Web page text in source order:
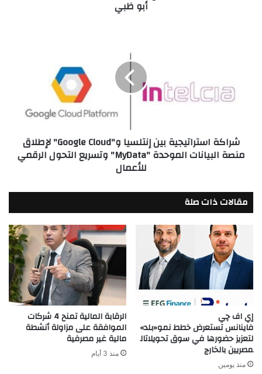
أبو ظبي
Cloud"
لإطلاق
الموحدة
"MyData"
للأعمال
شراكة استراتيجية بين إنتلسيا و"Google Cloud" لإطلاق
منصة البيانات الموحدة "MyData" وتسريع التحول الرقمي
للأعمال
مقالات ذات صلة
إي اف چي
فاينانس تستعرض خطط نمو«بلد»
لتعزيز حضورها في سوق تحويلاتال
مصريين بالخارج
منذ يومين
الرقابة المالية تمنح 4 شركات
الموافقة على مزاولة أنشطة
مالية غير مصرفية
منذ 3 أيام